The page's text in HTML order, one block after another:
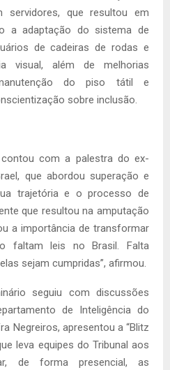
servidores, que resultou em
a adaptação do sistema de
de cadeiras de rodas e
visual, além de melhorias
do piso tátil e
sobre inclusão.
com a palestra do ex-
que abordou superação e
trajetória e o processo de
que resultou na amputação
a importância de transformar
faltam leis no Brasil. Falta
sejam cumpridas”, afirmou.
seguiu com discussões
de Inteligência do
Negreiros, apresentou a “Blitz
leva equipes do Tribunal aos
de forma presencial, as